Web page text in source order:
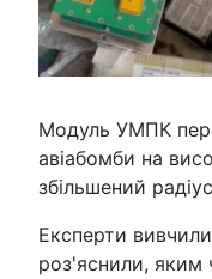
Модуль УМПК
авіабомби на
збільшений радіус
Експерти
роз'яснили, яким